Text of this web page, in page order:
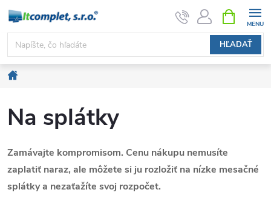
Prejsť
obsah
HĽADAŤ
KOŠÍK
Na splátky
Zamávajte kompromisom. Cenu nákupu nemusíte
zaplatiť naraz, ale môžete si ju rozložiť na nízke mesačné
splátky a nezaťažíte svoj rozpočet.